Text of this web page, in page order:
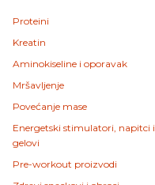
Proteini
Kreatin
Aminokiseline i oporavak
Mršavljenje
Povećanje mase
Energetski stimulatori, napitci i
gelovi
Pre-workout proizvodi